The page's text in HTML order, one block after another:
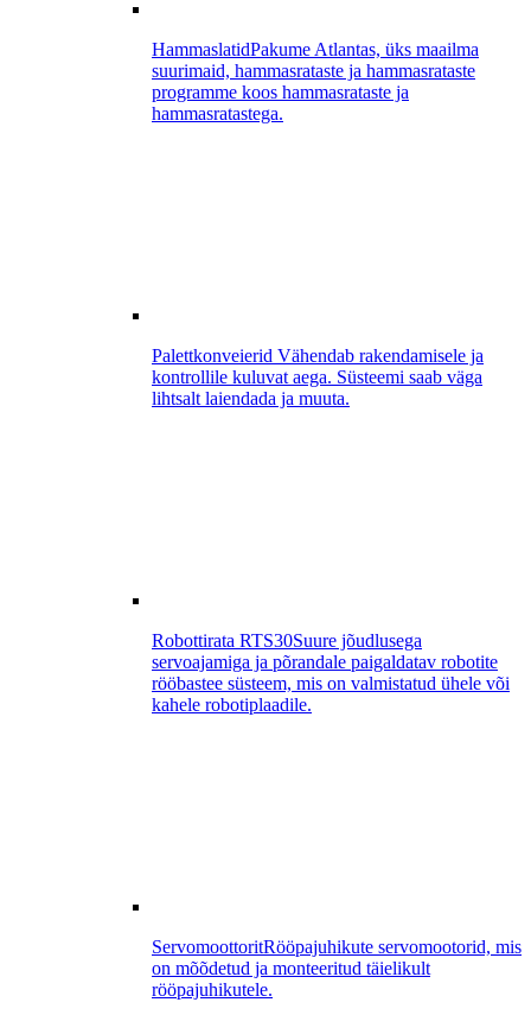
HammaslatidPakume Atlantas, üks maailma
suurimaid, hammasrataste ja hammasrataste
programme koos hammasrataste ja
hammasratastega.
Palettkonveierid Vähendab rakendamisele ja
kontrollile kuluvat aega. Süsteemi saab väga
lihtsalt laiendada ja muuta.
Robottirata RTS30Suure jõudlusega
servoajamiga ja põrandale paigaldatav robotite
rööbastee süsteem, mis on valmistatud ühele või
kahele robotiplaadile.
ServomoottoritRööpajuhikute servomootorid, mis
on mõõdetud ja monteeritud täielikult
rööpajuhikutele.